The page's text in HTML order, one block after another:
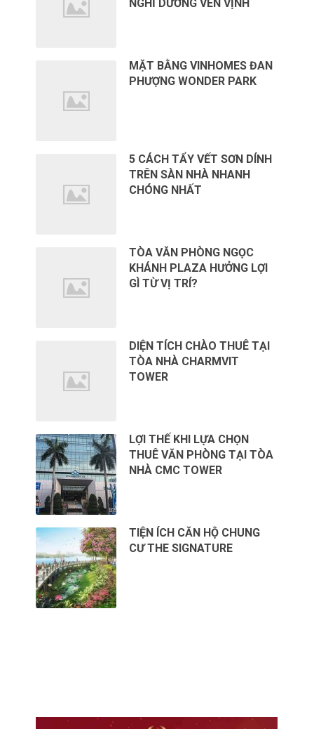
NGHỈ DƯỠNG VEN VỊNH
MẶT BẰNG VINHOMES ĐAN
PHƯỢNG WONDER PARK
5 CÁCH TẨY VẾT SƠN DÍNH
TRÊN SÀN NHÀ NHANH
CHÓNG NHẤT
TÒA VĂN PHÒNG NGỌC
KHÁNH PLAZA HƯỞNG LỢI
GÌ TỪ VỊ TRÍ?
DIỆN TÍCH CHÀO THUÊ TẠI
TÒA NHÀ CHARMVIT
TOWER
LỢI THẾ KHI LỰA CHỌN
THUÊ VĂN PHÒNG TẠI TÒA
NHÀ CMC TOWER
TIỆN ÍCH CĂN HỘ CHUNG
CƯ THE SIGNATURE